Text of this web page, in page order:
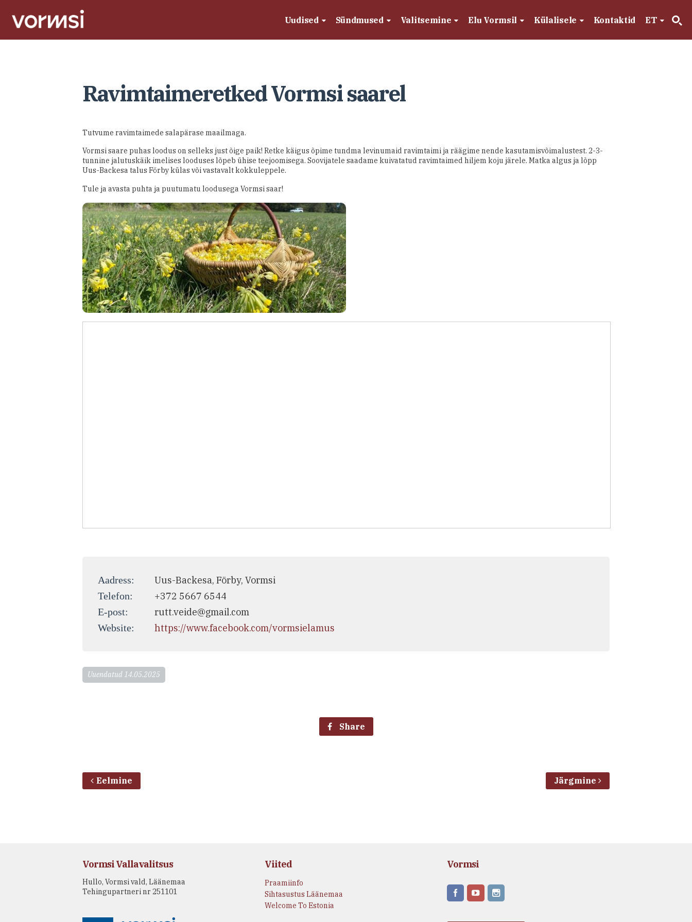
Uudised Sündmused Valitsemine Elu Vormsil Külalisele Kontaktid ET
Ravimtaimeretked Vormsi saarel
Tutvume ravimtaimede salapärase maailmaga.
Vormsi saare puhas loodus on selleks just õige paik! Retke käigus õpime tundma levinumaid ravimtaimi ja räägime nende kasutamisvõimalustest. 2-3-
tunnine jalutuskäik imelises looduses lõpeb ühise teejoomisega. Soovijatele saadame kuivatatud ravimtaimed hiljem koju järele. Matka algus ja lõpp
Uus-Backesa talus Förby külas või vastavalt kokkuleppele.
Tule ja avasta puhta ja puutumatu loodusega Vormsi saar!
Aadress: Uus-Backesa, Förby, Vormsi
Telefon: +372 5667 6544
E-post: rutt.veide@gmail.com
Website: https://www.facebook.com/vormsielamus
Uuendatud 14.05.2025
Share
Eelmine Järgmine
Vormsi Vallavalitsus
Hullo, Vormsi vald, Läänemaa
Tehingupartneri nr 251101
Viited
Praamiinfo
Sihtasustus Läänemaa
Welcome To Estonia
Vormsi